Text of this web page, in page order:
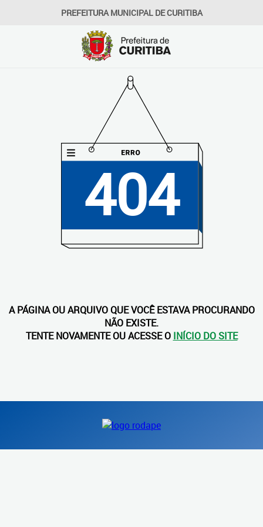
PREFEITURA MUNICIPAL DE CURITIBA
404
A PÁGINA OU ARQUIVO QUE VOCÊ ESTAVA PROCURANDO
NÃO EXISTE.
TENTE NOVAMENTE OU ACESSE O INÍCIO DO SITE